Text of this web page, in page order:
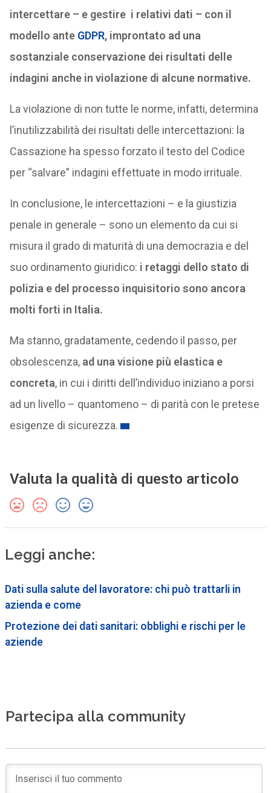
intercettare – e gestire i relativi dati – con il
modello ante GDPR, improntato ad una
sostanziale conservazione dei risultati delle
indagini anche in violazione di alcune normative.
La violazione di non tutte le norme, infatti, determina
l’inutilizzabilità dei risultati delle intercettazioni: la
Cassazione ha spesso forzato il testo del Codice
per “salvare” indagini effettuate in modo irrituale.
In conclusione, le intercettazioni – e la giustizia
penale in generale – sono un elemento da cui si
misura il grado di maturità di una democrazia e del
suo ordinamento giuridico: i retaggi dello stato di
polizia e del processo inquisitorio sono ancora
molti forti in Italia.
Ma stanno, gradatamente, cedendo il passo, per
obsolescenza,ad una visione più elastica e
concreta, in cui i diritti dell’individuo iniziano a porsi
ad un livello – quantomeno – di parità con le pretese
esigenze di sicurezza.
Valuta la qualità di questo articolo
Leggi anche:
Dati sulla salute del lavoratore: chi può trattarli in
azienda e come
Protezione dei dati sanitari: obblighi e rischi per le
aziende
Partecipa alla community